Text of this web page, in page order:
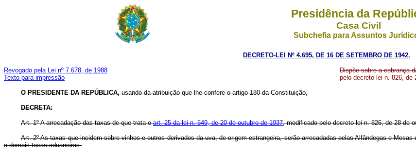
Presidência da
Casa Civil
Subchefia para Assuntos
DECRETO-LEI Nº 4.695, DE 16 DE SETEMBRO DE 1942.
Revogado pela Lei nº 7.678, de 1988
Texto para impressão
Dispõe sobre a cobrança
pelo decreto-lei n. 826, de
O PRESIDENTE DA REPÚBLICA,usando da atribuição que lhe confere o artigo 180 da Constituição,
DECRETA:
Art.1º A arrecadação das taxas de que trata oart. 25 da lei n. 549, de 20 de outubro de 1937, modificado pelo decreto-lei n. 826, de 28 de
Art.2º As taxas que incidem sobre vinhos e outros derivados da uva, de origem estrangeira, serão arrecadadas pelas Alfândegas e
e demais taxas aduaneiras.